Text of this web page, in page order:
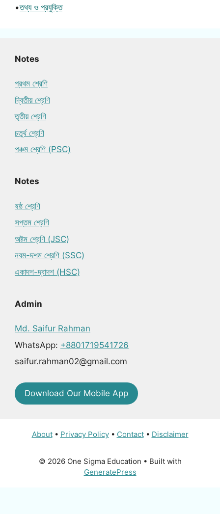
•তথ্য ও প্রযুক্তি
Notes
প্রথম শ্রেণি
দ্বিতীয় শ্রেণি
তৃতীয় শ্রেণি
চতুর্থ শ্রেণি
পঞ্চম শ্রেণি (PSC)
Notes
ষষ্ঠ শ্রেণি
সপ্তম শ্রেণি
অষ্টম শ্রেণি (JSC)
নবম-দশম শ্রেণি (SSC)
একাদশ-দ্বাদশ (HSC)
Admin
Md. Saifur Rahman
WhatsApp: +8801719541726
saifur.rahman02@gmail.com
Download Our Mobile App
About• Privacy Policy• Contact• Disclaimer
© 2026 One Sigma Education • Built with
GeneratePress